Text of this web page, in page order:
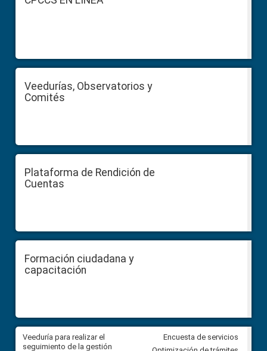
Veedurías, Observatorios y
Comités
Plataforma de Rendición de
Cuentas
Formación ciudadana y
capacitación
Veeduría para realizar el
seguimiento de la gestión
Veeduría para vigilar los
derivados de la Audiencia
Encuesta de servicios